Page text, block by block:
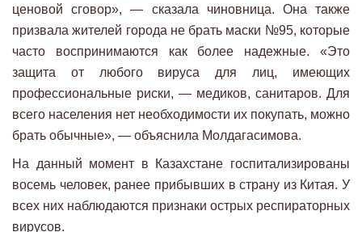
ценовой сговор», — сказала чиновница. Она также
призвала жителей города не брать маски №95, которые
часто воспринимаются как более надежные. «Это
защита от любого вируса для лиц, имеющих
профессиональные риски, — медиков, санитаров. Для
всего населения нет необходимости их покупать, можно
брать обычные», — объяснила Молдагасимова.
На данный момент в Казахстане госпитализированы
восемь человек, ранее прибывших в страну из Китая. У
всех них наблюдаются признаки острых респираторных
вирусов.